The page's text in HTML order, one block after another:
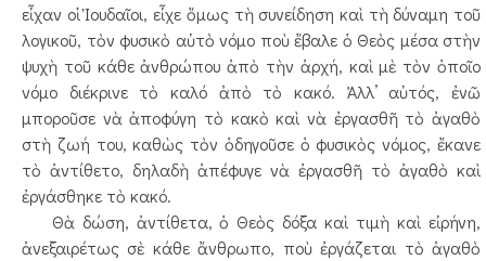
εἶχαν οἱ Ἰουδαῖοι, εἶχε ὅμως τὴ συνείδηση καὶ τὴ δύναμη τοῦ
λογικοῦ, τὸν φυσικὸ αὐτὸ νόμο ποὺ ἔβαλε ὁ Θεὸς μέσα στὴν
ψυχὴ τοῦ κάθε ἀνθρώπου ἀπὸ τὴν ἀρχή, καὶ μὲ τὸν ὁποῖο
νόμο διέκρινε τὸ καλό ἀπὸ τὸ κακό. Ἀλλ’ αὐτός, ἐνῶ
μποροῦσε νὰ ἀποφύγη τὸ κακὸ καὶ νὰ ἐργασθῆ τὸ ἀγαθὸ
στὴ ζωή του, καθὼς τὸν ὁδηγοῦσε ὁ φυσικὸς νόμος, ἔκανε
τὸ ἀντίθετο, δηλαδὴ ἀπέφυγε νὰ ἐργασθῆ τὸ ἀγαθὸ καὶ
ἐργάσθηκε τὸ κακό.
Θὰ δώση, ἀντίθετα, ὁ Θεὸς δόξα καὶ τιμὴ καὶ εἰρήνη,
ἀνεξαιρέτως σὲ κάθε ἄνθρωπο, ποὺ ἐργάζεται τὸ ἀγαθὸ